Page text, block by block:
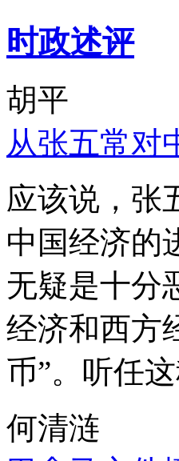
时政述评
胡平
从张五常对
应该说，张
中国经济的
无疑是十分
经济和西方
币”。听任
何清涟